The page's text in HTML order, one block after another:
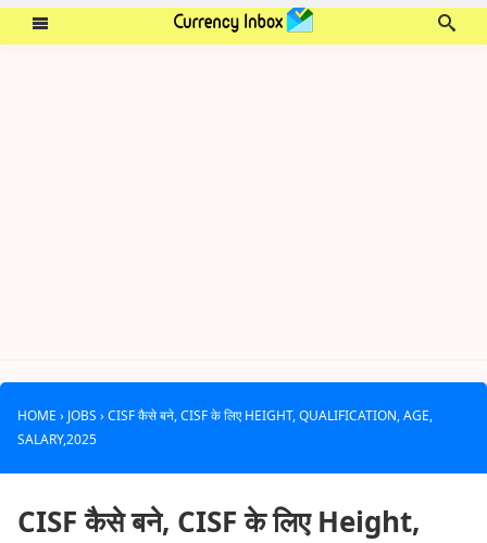
HOME › JOBS › CISF कैसे बने, CISF के लिए HEIGHT, QUALIFICATION, AGE,
SALARY,2025
CISF कैसे बने, CISF के लिए Height,